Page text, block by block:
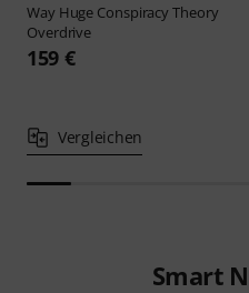
Way Huge Conspiracy Theory
Overdrive
159 €
Vergleichen
Smart